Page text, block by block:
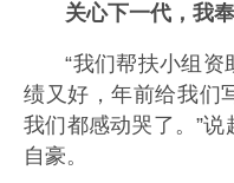
关心下一代，我
“我们帮扶小组
绩又好，年前给我们
我们都感动哭了。”
自豪。